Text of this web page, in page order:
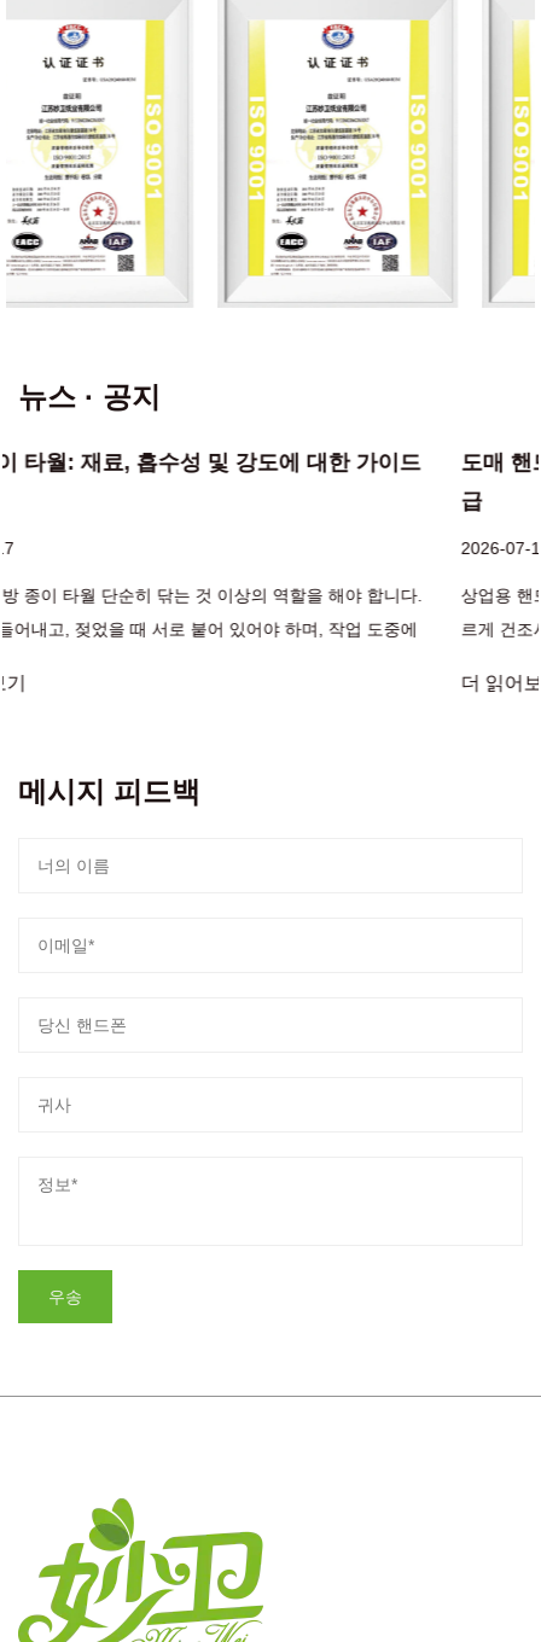
뉴스 · 공지
도매 핸드 페이퍼 타월: 목재 섬유 흡수성 및 대량 공
상업용 핸드 페이퍼 타월 선택 안정적인 공급 손 종이 타월 손을 빠
르게 건조시키고, 젖어도 찢어지지 않으며, 일관된 대용량 포장으로
시하는 시설, 다겹 구조 및 입증된 연간 생산량을 갖춘 공급업체...
메시지 피드백